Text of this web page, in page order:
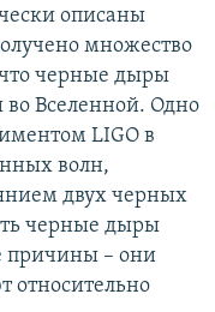
описаны
множество
что черные дыры
во Вселенной. Одно
LIGO в
волн,
двух черных
черные дыры
причины – они
относительно